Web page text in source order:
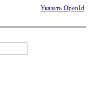
Указать OpenId